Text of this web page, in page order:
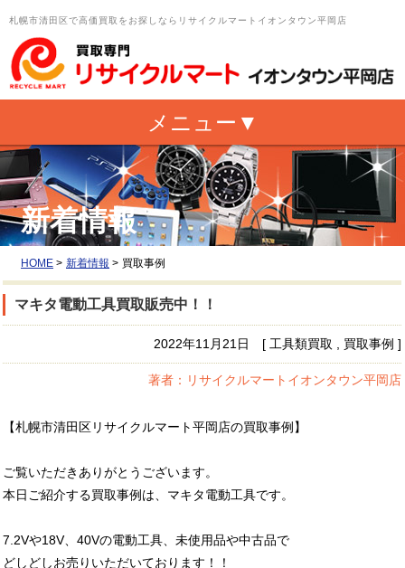
札幌市清田区で高価買取をお探しならリサイクルマートイオンタウン平岡店
新着情報
HOME > 新着情報 > 買取事例
マキタ電動工具買取販売中！！
2022年11月21日 [ 工具類買取 , 買取事例 ]
著者：リサイクルマートイオンタウン平岡店
【札幌市清田区リサイクルマート平岡店の買取事例】
ご覧いただきありがとうございます。
本日ご紹介する買取事例は、マキタ電動工具です。
7.2Vや18V、40Vの電動工具、未使用品や中古品で
どしどしお売りいただいております！！